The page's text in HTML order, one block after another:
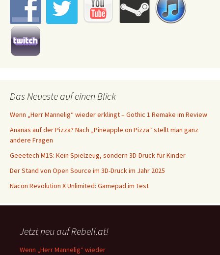
Das Neueste auf einen Blick
Wenn „Herr Mannelig“ wieder erklingt – Gothic 1 Remake im Review
Ananas auf der Pizza? Nach „Pineapple on Pizza“ stellt man ganz
andere Fragen
Geeetech M1S: Kein Spielzeug, sondern 3D-Druck für Kinder
Der Stand von Open Source im 3D-Druck im Jahr 2025
Nacon Revolution X Unlimited: Gamepad im Test
Jetzt neu auf Rebell.at!
Wenn „Herr Mannelig“ wieder